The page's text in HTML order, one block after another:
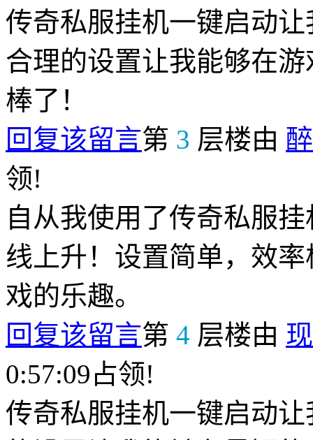
传奇私服挂机一键启动
合理的设置让我能够在
棒了！
回复该留言第 3 层楼由
领!
自从我使用了传奇私服
线上升！设置简单，效
戏的乐趣。
回复该留言第 4 层楼由
0:57:09占领!
传奇私服挂机一键启动